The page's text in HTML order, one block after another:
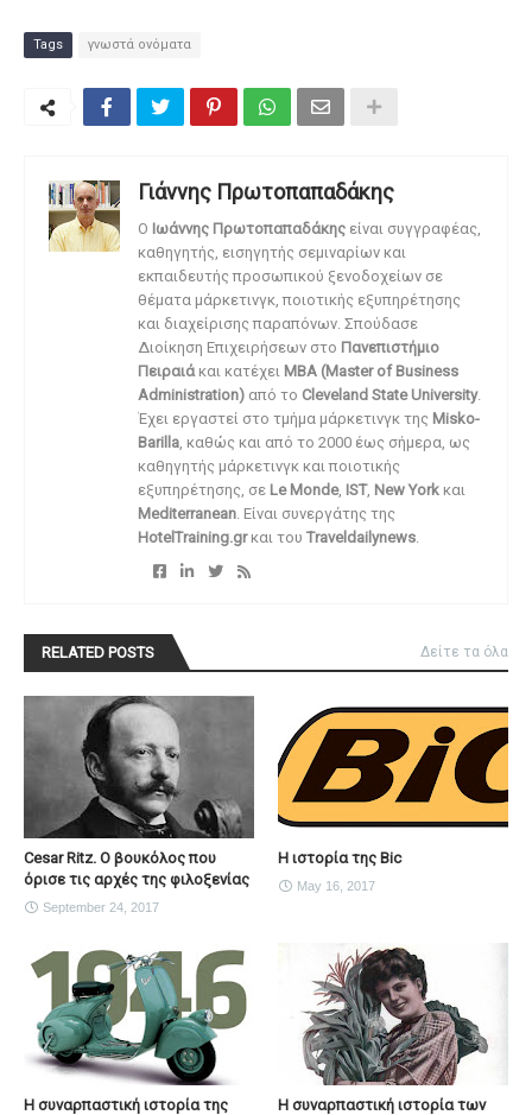
Tags γνωστά ονόματα
Γιάννης Πρωτοπαπαδάκης
O Ιωάννης Πρωτοπαπαδάκης είναι συγγραφέας,
καθηγητής, εισηγητής σεμιναρίων και
εκπαιδευτής προσωπικού ξενοδοχείων σε
θέματα μάρκετινγκ, ποιοτικής εξυπηρέτησης
και διαχείρισης παραπόνων. Σπούδασε
Διοίκηση Επιχειρήσεων στο Πανεπιστήμιο
Πειραιάκαι κατέχει MBA (Master of Business
Administration) από το Cleveland State University.
Έχει εργαστεί στο τμήμα μάρκετινγκ της Misko-
Barilla, καθώς και από το 2000 έως σήμερα, ως
καθηγητής μάρκετινγκ και ποιοτικής
εξυπηρέτησης, σε Le Monde, IST, New York και
Mediterranean. Είναι συνεργάτης της
HotelTraining.grκαι του Traveldailynews.
RELATED POSTS Δείτε τα όλα
Cesar Ritz. Ο βουκόλος που
όρισε τις αρχές της φιλοξενίας
September 24, 2017
H ιστορία της Bic
May 16, 2017
Η συναρπαστική ιστορία της
Η συναρπαστική ιστορία των